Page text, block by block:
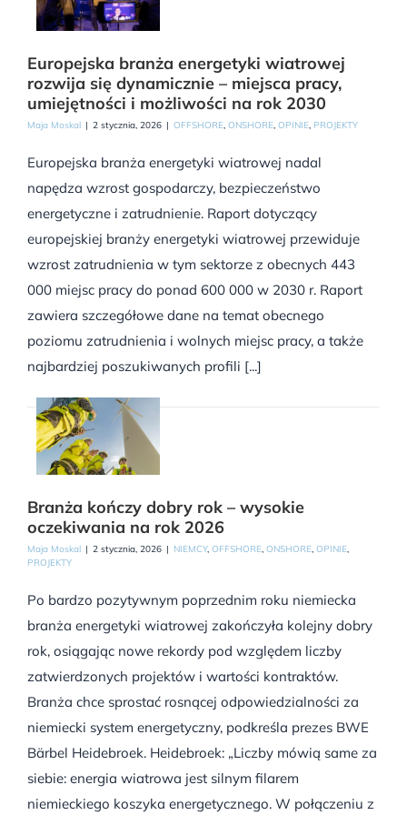
Europejska branża energetyki wiatrowej
rozwija się dynamicznie – miejsca pracy,
umiejętności i możliwości na rok 2030
Maja Moskal | 2 stycznia, 2026 | OFFSHORE, ONSHORE, OPINIE, PROJEKTY
Europejska branża energetyki wiatrowej nadal
napędza wzrost gospodarczy, bezpieczeństwo
energetyczne i zatrudnienie. Raport dotyczący
europejskiej branży energetyki wiatrowej przewiduje
wzrost zatrudnienia w tym sektorze z obecnych 443
000 miejsc pracy do ponad 600 000 w 2030 r. Raport
zawiera szczegółowe dane na temat obecnego
poziomu zatrudnienia i wolnych miejsc pracy, a także
najbardziej poszukiwanych profili [...]
Branża kończy dobry rok – wysokie
oczekiwania na rok 2026
Maja Moskal | 2 stycznia, 2026 | NIEMCY, OFFSHORE, ONSHORE, OPINIE,
PROJEKTY
Po bardzo pozytywnym poprzednim roku niemiecka
branża energetyki wiatrowej zakończyła kolejny dobry
rok, osiągając nowe rekordy pod względem liczby
zatwierdzonych projektów i wartości kontraktów.
Branża chce sprostać rosnącej odpowiedzialności za
niemiecki system energetyczny, podkreśla prezes BWE
Bärbel Heidebroek. Heidebroek: „Liczby mówią same za
siebie: energia wiatrowa jest silnym filarem
niemieckiego koszyka energetycznego. W połączeniu z